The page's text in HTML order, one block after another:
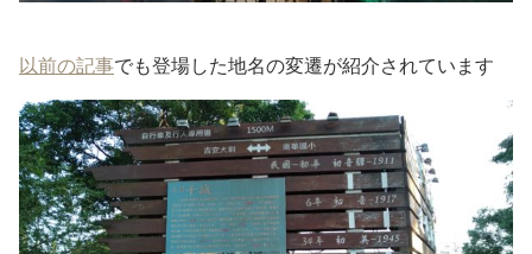
以前の記事でも登場した地名の変遷が紹介されています